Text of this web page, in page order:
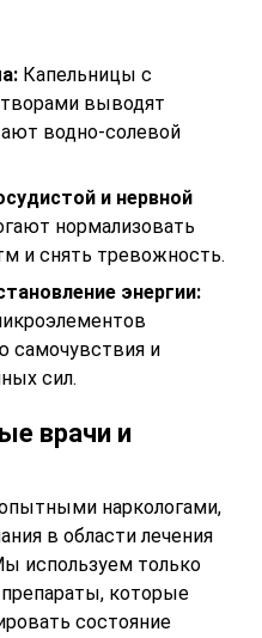
Капельницы с
выводят
водно-солевой
и нервной
нормализовать
и снять тревожность.
энергии:
самочувствия и
сил.
врачи и
наркологами,
в области лечения
используем только
которые
состояние